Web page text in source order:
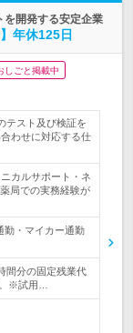
を開発する安定企業
年休125日
しごと掲載中
テスト及び検証を
わせに対応する仕
カルサポート・ネ
局での実務経験が
勤・マイカー通勤
間分の固定残業代
※試用…